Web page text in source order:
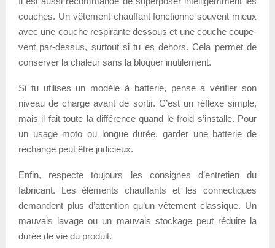
couches. Un vêtement chauffant fonctionne souvent mieux
avec une couche respirante dessous et une couche coupe-
vent par-dessus, surtout si tu es dehors. Cela permet de
conserver la chaleur sans la bloquer inutilement.
Si tu utilises un modèle à batterie, pense à vérifier son
niveau de charge avant de sortir. C’est un réflexe simple,
mais il fait toute la différence quand le froid s’installe. Pour
un usage moto ou longue durée, garder une batterie de
rechange peut être judicieux.
Enfin, respecte toujours les consignes d’entretien du
fabricant. Les éléments chauffants et les connectiques
demandent plus d’attention qu’un vêtement classique. Un
mauvais lavage ou un mauvais stockage peut réduire la
durée de vie du produit.